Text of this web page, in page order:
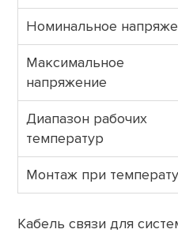
Номинальное
Максимальное
напряжение
Диапазон рабочих
температур
Монтаж при
Кабель связи для